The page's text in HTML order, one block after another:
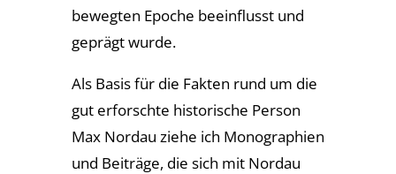
bewegten Epoche beeinflusst und
geprägt wurde.
Als Basis für die Fakten rund um die
gut erforschte historische Person
Max Nordau ziehe ich Monographien
und Beiträge, die sich mit Nordau